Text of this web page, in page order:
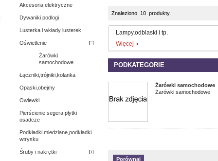
Akcesoria elektryczne
Dywaniki podlogi
Lusterka i wkłady lusterek
Oświetlenie
Żarówki
samochodowe
Łączniki,trójniki,kolanka
Opaski,obejmy
Owiewki
Pierścienie segera,płytki
osadcze
Podkładki miedziane,podkładki
wtrysku
Śruby i nakrętki
Znaleziono 10 produkty.
Lampy,odblaski i tp.
Więcej
PODKATEGORIE
Żarówki samochodowe
Żarówki samochodowe